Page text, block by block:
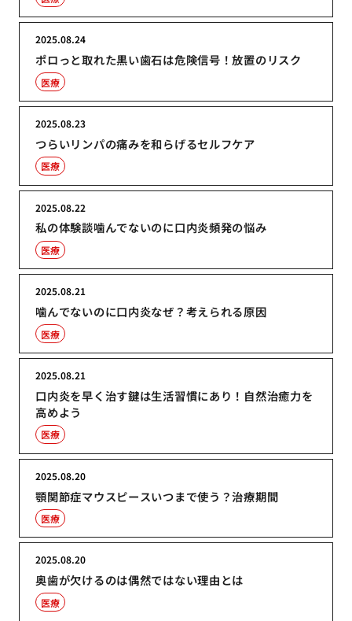
ポロっと取れた黒い歯石は危険信号！放置のリスク
2025.08.24
医療
つらいリンパの痛みを和らげるセルフケア
2025.08.23
医療
私の体験談噛んでないのに口内炎頻発の悩み
2025.08.22
医療
噛んでないのに口内炎なぜ？考えられる原因
2025.08.21
医療
口内炎を早く治す鍵は生活習慣にあり！自然治癒力を
高めよう
2025.08.21
医療
顎関節症マウスピースいつまで使う？治療期間
2025.08.20
医療
奥歯が欠けるのは偶然ではない理由とは
2025.08.20
医療